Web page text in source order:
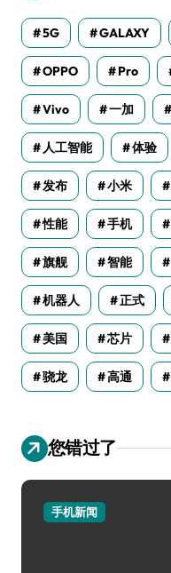
5G GALAXY
OPPO Pro
Vivo 一加
人工智能 体验
发布 小米
性能 手机
旗舰 智能
机器人 正式
美国 芯片
骁龙 高通
您错过了
手机新闻